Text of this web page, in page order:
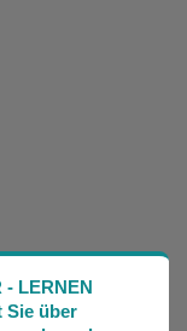
- LERNEN
Sie über